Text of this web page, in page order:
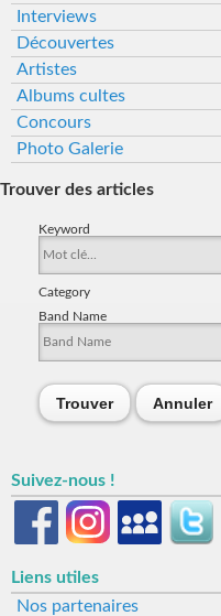
Interviews
Découvertes
Artistes
Albums cultes
Concours
Photo Galerie
Trouver des articles
Keyword
Category
Band Name
Trouver Annuler
Suivez-nous !
Liens utiles
Nos partenaires